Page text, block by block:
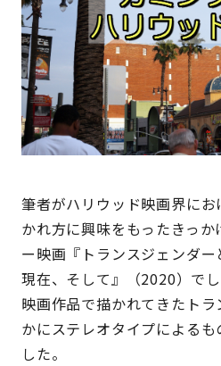
筆者がハリウッド映画界に
かれ方に興味をもったきっ
ー映画『トランスジェンダー
現在、そして』（2020）で
映画作品で描かれてきたト
かにステレオタイプによる
した。